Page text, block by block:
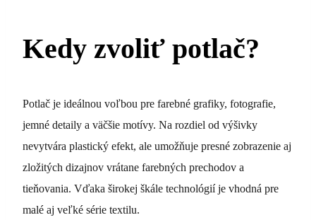
Kedy zvoliť potlač?
Potlač je ideálnou voľbou pre farebné grafiky, fotografie,
jemné detaily a väčšie motívy. Na rozdiel od výšivky
nevytvára plastický efekt, ale umožňuje presné zobrazenie aj
zložitých dizajnov vrátane farebných prechodov a
tieňovania. Vďaka širokej škále technológií je vhodná pre
malé aj veľké série textilu.